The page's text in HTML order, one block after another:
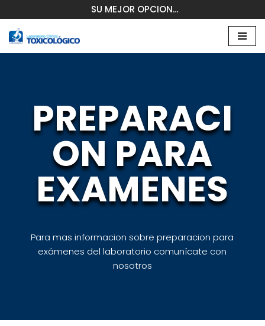
Saltar
al
SU MEJOR OPCION…
PREPARACI
ON PARA
EXAMENES
Para mas informacion sobre preparacion para
exámenes del laboratorio comunícate con
nosotros